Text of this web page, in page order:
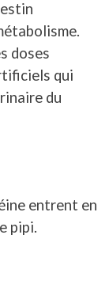
doses
qui
du
entrent en
pipi.